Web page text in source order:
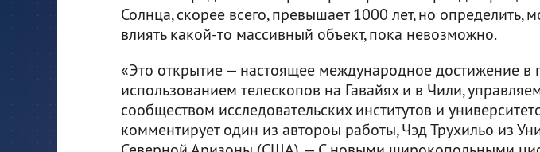
Солнца, скорее всего, превышает 1000 лет, но определить,
влиять какой-то массивный объект, пока невозможно.
«Это открытие — настоящее международное достижение в
использованием телескопов на Гавайях и в Чили,
сообществом исследовательских институтов и
комментирует один из автороы работы, Чэд Трухильо из